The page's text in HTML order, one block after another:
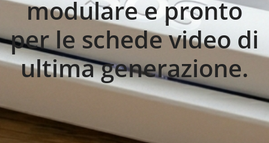
modulare e pronto
per le schede video di
ultima generazione.